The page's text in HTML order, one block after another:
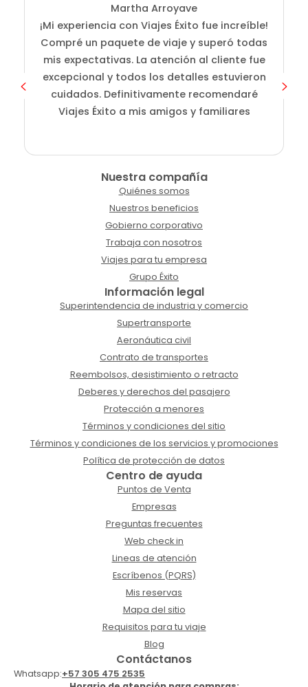
Martha Arroyave
¡Mi experiencia con Viajes Éxito fue increíble!
Compré un paquete de viaje y superó todas
mis expectativas. La atención al cliente fue
excepcional y todos los detalles estuvieron
cuidados. Definitivamente recomendaré
Viajes Éxito a mis amigos y familiares
Nuestra compañía
Quiénes somos
Nuestros beneficios
Gobierno corporativo
Trabaja con nosotros
Viajes para tu empresa
Grupo Éxito
Información legal
Superintendencia de industria y comercio
Supertransporte
Aeronáutica civil
Contrato de transportes
Reembolsos, desistimiento o retracto
Deberes y derechos del pasajero
Protección a menores
Términos y condiciones del sitio
Términos y condiciones de los servicios y promociones
Política de protección de datos
Centro de ayuda
Puntos de Venta
Empresas
Preguntas frecuentes
Web check in
Lineas de atención
Escríbenos (PQRS)
Mis reservas
Mapa del sitio
Requisitos para tu viaje
Blog
Contáctanos
Whatsapp:+57 305 475 2535